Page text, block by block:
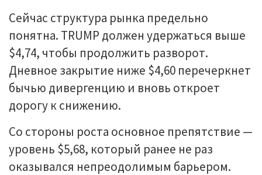
Сейчас структура рынка предельно
понятна. TRUMP должен удержаться выше
$4,74, чтобы продолжить разворот.
Дневное закрытие ниже $4,60 перечеркнет
бычью дивергенцию и вновь откроет
дорогу к снижению.
Со стороны роста основное препятствие —
уровень $5,68, который ранее не раз
оказывался непреодолимым барьером.